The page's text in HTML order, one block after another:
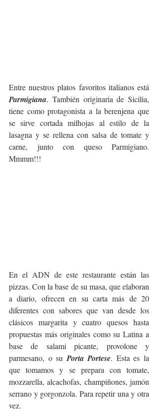
Parmigiana. También originaria de Sicilia,
tiene como protagonista a la berenjena que
se sirve cortada milhojas al estilo de la
lasagna y se rellena con salsa de tomate y
carne, junto con queso Parmigiano.
Mmmm!!!
En el ADN de este restaurante están las
pizzas. Con la base de su masa, que elaboran
a diario, ofrecen en su carta más de 20
diferentes con sabores que van desde los
clásicos margarita y cuatro quesos hasta
propuestas más originales como su Latina a
base de salami picante, provolone y
parmesano, o su Porta Portese. Esta es la
que tomamos y se prepara con tomate,
mozzarella, alcachofas, champiñones, jamón
serrano y gorgonzola. Para repetir una y otra
vez.